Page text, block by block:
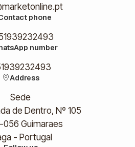
phone
number
Address
Sede
de Dentro, Nº 105
Guimaraes
- Portugal